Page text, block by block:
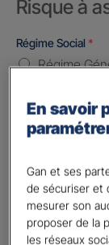
Risque à
Régime Social *
Régime
Régime
Régime
Bénéficiaire(s)*
Moi
Conjoint
Enfant(s)
En savoir
Gan et ses
de sécuriser et
mesurer son
proposer de la
les réseaux